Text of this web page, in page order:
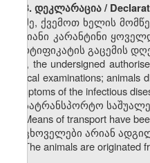
3. დეკლარაცია /
მე, ქვემოთ ხელის
დღიანი კარანტინი
სერტიფიკატის გაცემის
I, the undersigned
clinical examinations;
symptoms of the infectious
სატრანსპორტო
Means of transport have
ცხოველები არიან
The animals are originated
ბოლო